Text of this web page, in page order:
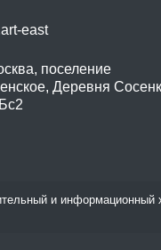
east
поселение
Деревня
и информационный